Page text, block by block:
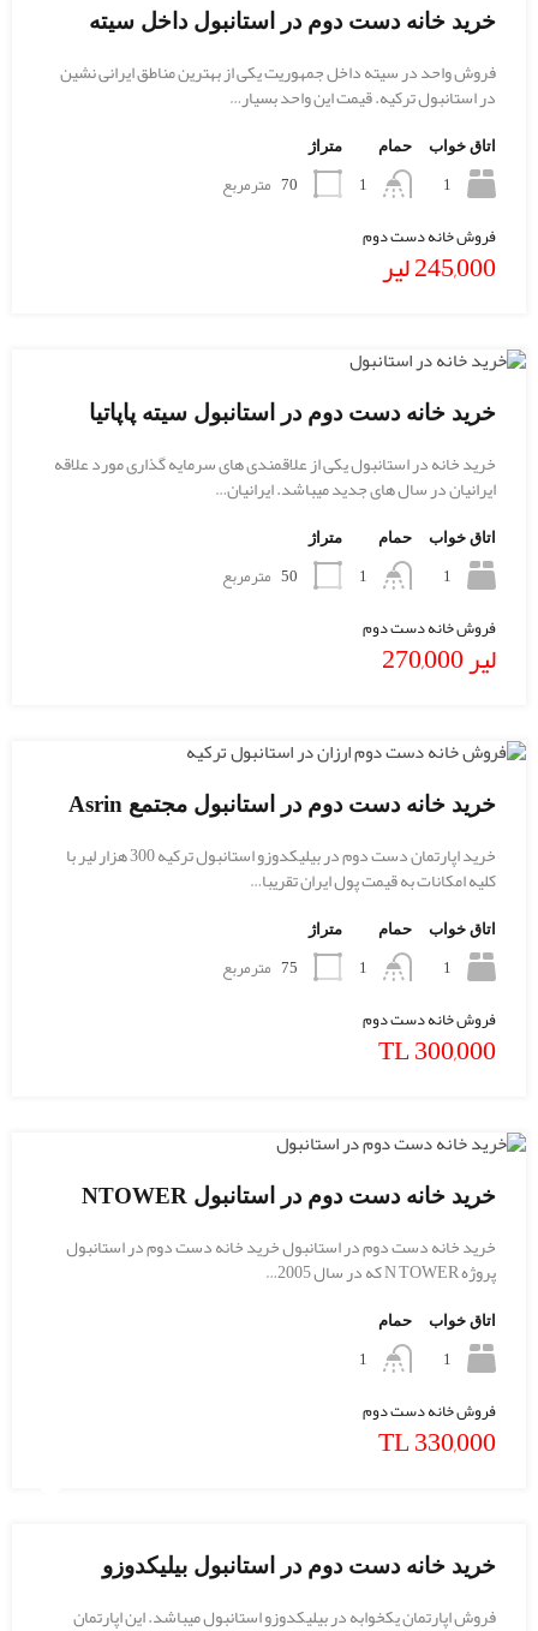
خرید خانه دست دوم در استانبول داخل سیته
فروش واحد در سیته داخل جمهوریت یکی از بهترین مناطق ایرانی نشین
در استانبول ترکیه. قیمت این واحد بسیار…
اتاق خواب
1
حمام
1
متراژ
70 مترمربع
فروش خانه دست دوم
245,000 لیر
خرید خانه دست دوم در استانبول سیته پاپاتیا
خرید خانه در استانبول یکی از علاقمندی های سرمایه گذاری مورد علاقه
ایرانیان در سال های جدید میباشد. ایرانیان…
اتاق خواب
1
حمام
1
متراژ
50 مترمربع
فروش خانه دست دوم
لیر 270,000
خرید خانه دست دوم در استانبول مجتمع Asrin
خرید اپارتمان دست دوم در بیلیکدوزو استانبول ترکیه 300 هزار لیر با
کلیه امکانات به قیمت پول ایران تقریبا…
اتاق خواب
1
حمام
1
متراژ
75 مترمربع
فروش خانه دست دوم
300,000 TL
خرید خانه دست دوم در استانبول NTOWER
خرید خانه دست دوم در استانبول خرید خانه دست دوم در استانبول
پروژه N TOWER که در سال 2005…
اتاق خواب
1
حمام
1
فروش خانه دست دوم
TL 330,000
خرید خانه دست دوم در استانبول بیلیکدوزو
فروش اپارتمان یکخوابه در بیلیکدوزو استانبول میباشد. این اپارتمان